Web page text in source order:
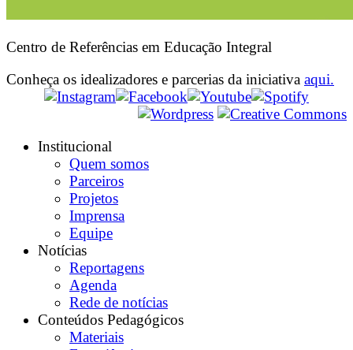
Centro de Referências em Educação Integral
Conheça os idealizadores e parcerias da iniciativa aqui.
Institucional
Quem somos
Parceiros
Projetos
Imprensa
Equipe
Notícias
Reportagens
Agenda
Rede de notícias
Conteúdos Pedagógicos
Materiais